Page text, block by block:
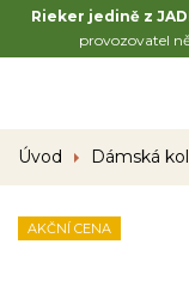
Rieker jedině z
provozovatel
Úvod Dámská
AKČNÍ CENA